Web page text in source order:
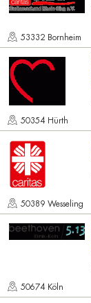
53332 Bornheim
50354 Hürth
50389 Wesseling
50674 Köln